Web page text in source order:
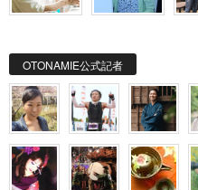
OTONAMIE公式記者